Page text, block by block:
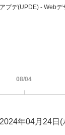
プデ(UPDE) - Web
08/04
2024年04月24日(